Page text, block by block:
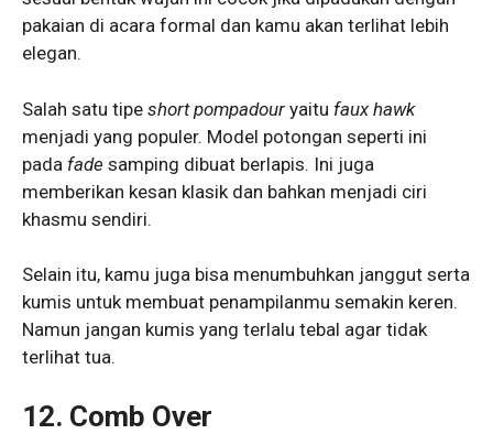
pakaian di acara formal dan kamu akan terlihat lebih
elegan.
Salah satu tipe short pompadour yaitu faux hawk
menjadi yang populer. Model potongan seperti ini
pada fade samping dibuat berlapis. Ini juga
memberikan kesan klasik dan bahkan menjadi ciri
khasmu sendiri.
Selain itu, kamu juga bisa menumbuhkan janggut serta
kumis untuk membuat penampilanmu semakin keren.
Namun jangan kumis yang terlalu tebal agar tidak
terlihat tua.
12. Comb Over